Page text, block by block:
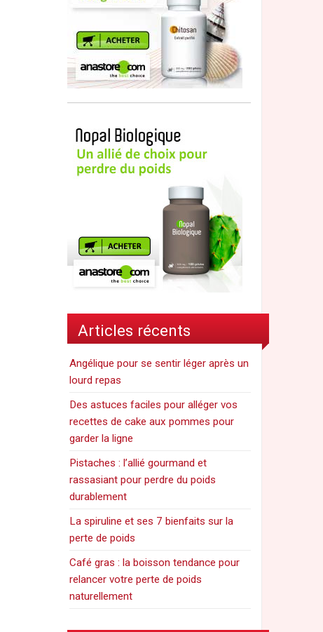
Articles récents
Angélique pour se sentir léger après un
lourd repas
Des astuces faciles pour alléger vos
recettes de cake aux pommes pour
garder la ligne
Pistaches : l’allié gourmand et
rassasiant pour perdre du poids
durablement
La spiruline et ses 7 bienfaits sur la
perte de poids
Café gras : la boisson tendance pour
relancer votre perte de poids
naturellement